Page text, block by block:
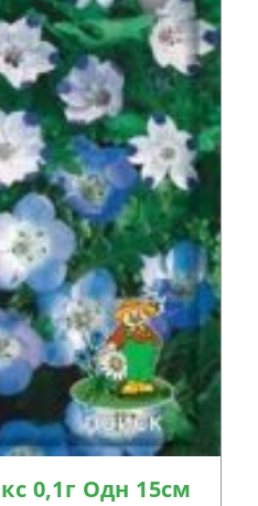
0,1г Одн 15см